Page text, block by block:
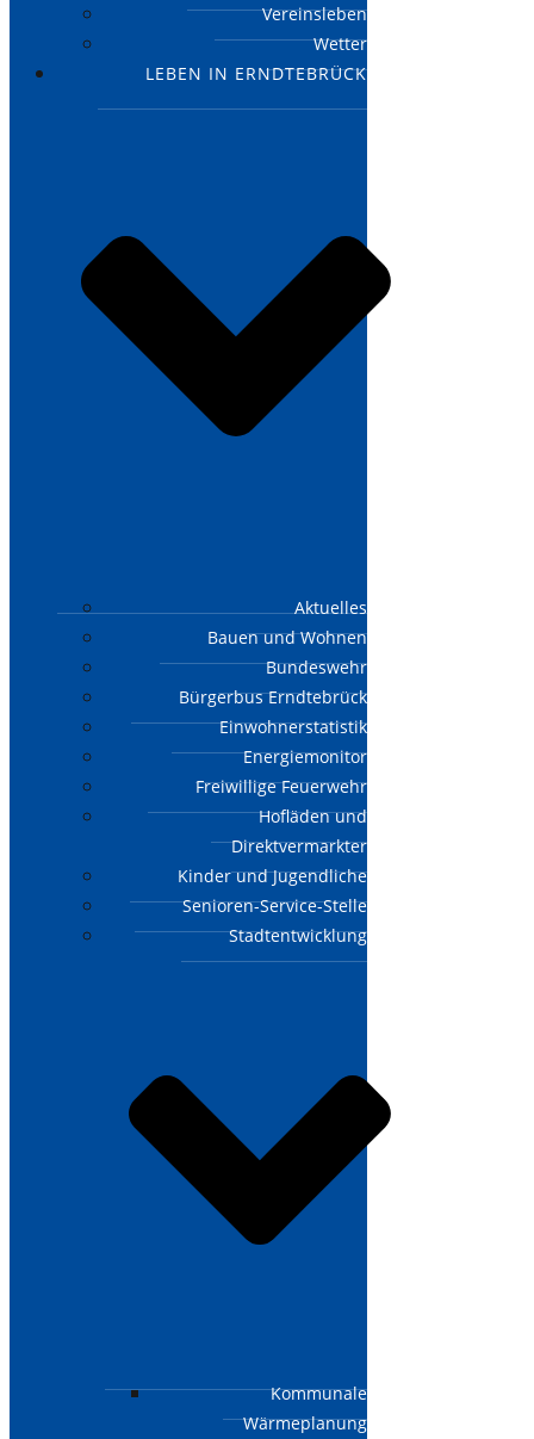
Vereinsleben
Wetter
LEBEN IN ERNDTEBRÜCK
Aktuelles
Bauen und Wohnen
Bundeswehr
Bürgerbus Erndtebrück
Einwohnerstatistik
Energiemonitor
Freiwillige Feuerwehr
Hofläden und
Direktvermarkter
Kinder und Jugendliche
Senioren-Service-Stelle
Stadtentwicklung
Kommunale
Wärmeplanung